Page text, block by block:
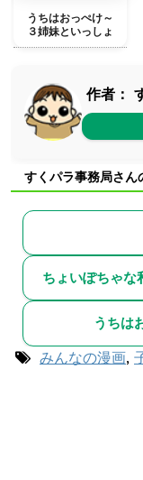
うちはおっぺけ～
３姉妹といっしょ
作者：
すくパラ事務局さん
ちょいぽちゃな
うちは
みんなの漫画,